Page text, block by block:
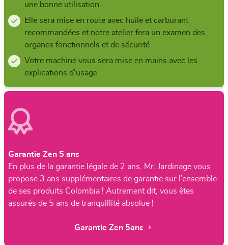
une bonne utilisation
Elle sera mise en route avec huile et carburant
recommandées et notre atelier fera un examen des
organes fonctionnels et de sécurité
Votre machine vous sera mise en mains avec les
explications d'usage
Garantie Zen 5 ans
En plus de la garantie légale de 2 ans, Mr. Jardinage vous
propose 3 ans supplémentaires de garantie sur l’ensemble
de ses produits Colombia ! Autrement dit, vous êtes
assurés de 5 ans de tranquillité absolue !
Garantie Zen 5ans